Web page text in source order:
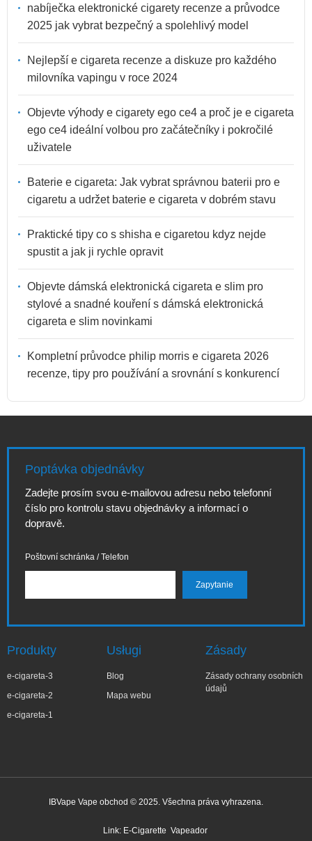
nabíječka elektronické cigarety recenze a průvodce
2025 jak vybrat bezpečný a spolehlivý model
Nejlepší e cigareta recenze a diskuze pro každého
milovníka vapingu v roce 2024
Objevte výhody e cigarety ego ce4 a proč je e cigareta
ego ce4 ideální volbou pro začátečníky i pokročilé
uživatele
Baterie e cigareta: Jak vybrat správnou baterii pro e
cigaretu a udržet baterie e cigareta v dobrém stavu
Praktické tipy co s shisha e cigaretou kdyz nejde
spustit a jak ji rychle opravit
Objevte dámská elektronická cigareta e slim pro
stylové a snadné kouření s dámská elektronická
cigareta e slim novinkami
Kompletní průvodce philip morris e cigareta 2026
recenze, tipy pro používání a srovnání s konkurencí
Poptávka objednávky
Zadejte prosím svou e-mailovou adresu nebo telefonní
číslo pro kontrolu stavu objednávky a informací o
dopravě.
Poštovní schránka / Telefon
Produkty
e-cigareta-3
e-cigareta-2
e-cigareta-1
Usługi
Blog
Mapa webu
Zásady
Zásady ochrany osobních
údajů
IBVape Vape obchod © 2025. Všechna práva vyhrazena.
Link: E-Cigarette Vapeador
✕
Małg***ta